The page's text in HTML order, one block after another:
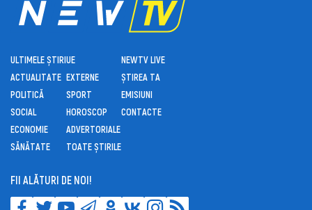
ULTIMELE ȘTIRI
ACTUALITATE
POLITICĂ
SOCIAL
ECONOMIE
SĂNĂTATE
UE
EXTERNE
SPORT
HOROSCOP
ADVERTORIALE
TOATE ȘTIRILE
NEWTV LIVE
ȘTIREA TA
EMISIUNI
CONTACTE
FII ALĂTURI DE NOI!